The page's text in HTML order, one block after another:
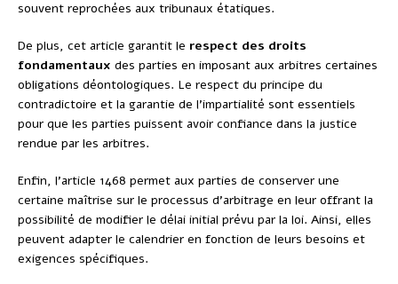
souvent reprochées aux tribunaux étatiques.
De plus, cet article garantit le respect des droits
fondamentaux des parties en imposant aux arbitres certaines
obligations déontologiques. Le respect du principe du
contradictoire et la garantie de l’impartialité sont essentiels
pour que les parties puissent avoir confiance dans la justice
rendue par les arbitres.
Enfin, l’article 1468 permet aux parties de conserver une
certaine maîtrise sur le processus d’arbitrage en leur offrant la
possibilité de modifier le délai initial prévu par la loi. Ainsi, elles
peuvent adapter le calendrier en fonction de leurs besoins et
exigences spécifiques.